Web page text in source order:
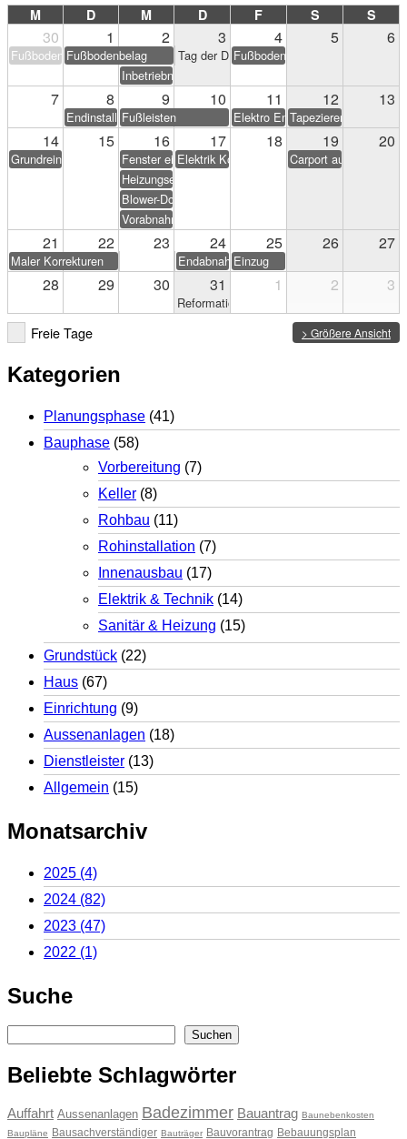
M D M D F S S
30 1 2 3 4 5 6
FußbodenbelagFußbodenbelag Tag der Deutschen Einheit
Fußbodenbelag
Inbetriebnahme PV-Anlage
7 8 9 10 11 12 13
Endinstallation Heizung/Sanitär
Fußleisten Elektro Endarbeiten
Tapezieren &
14 15 16 17 18 19 20
Grundreinigung Fenster einstellenElektrik Korrekturen
Carport aufstellen
Heizungseinweisung
Blower-Door-Test
Vorabnahme
21 22 23 24 25 26 27
Maler Korrekturen EndabnahmeEinzug
28 29 30 31 1 2 3
Reformationstag
> Größere Ansicht
Freie Tage
Kategorien
Planungsphase (41)
Bauphase (58)
Vorbereitung (7)
Keller (8)
Rohbau (11)
Rohinstallation (7)
Innenausbau (17)
Elektrik & Technik (14)
Sanitär & Heizung (15)
Grundstück (22)
Haus (67)
Einrichtung (9)
Aussenanlagen (18)
Dienstleister (13)
Allgemein (15)
Monatsarchiv
2025 (4)
2024 (82)
2023 (47)
2022 (1)
Suche
Suchen
Beliebte Schlagwörter
Auffahrt Aussenanlagen Badezimmer Bauantrag Baunebenkosten
Baupläne Bausachverständiger Bauträger Bauvorantrag Bebauungsplan